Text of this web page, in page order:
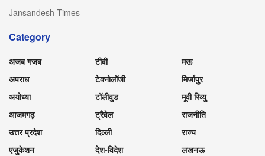
Jansandesh Times
Category
अजब गजब
अपराध
अयोध्या
आजमगढ़
उत्तर प्रदेश
एजुकेशन
टीवी
टेक्नोलॉजी
टॉलीवुड
ट्रैवेल
दिल्ली
देश-विदेश
मऊ
मिर्जापुर
मूवी रिव्यु
राजनीति
राज्य
लखनऊ